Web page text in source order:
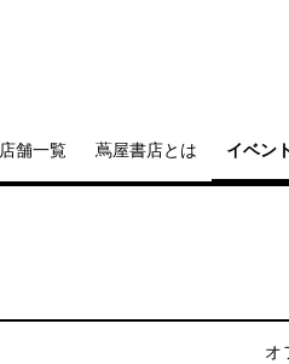
店舗一覧 蔦屋書店とは イベン
オ